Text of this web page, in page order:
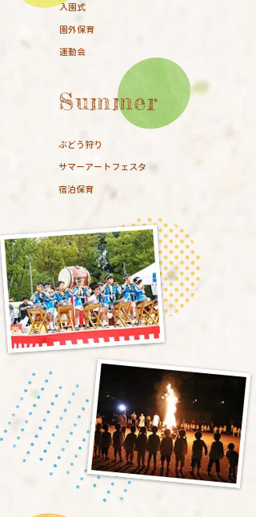
入園式
園外保育
​運動会
Summer
​ぶどう狩り
​サマーアートフェスタ
宿泊保育